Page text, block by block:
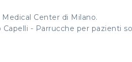
Center di Milano.
- Parrucche per pazienti